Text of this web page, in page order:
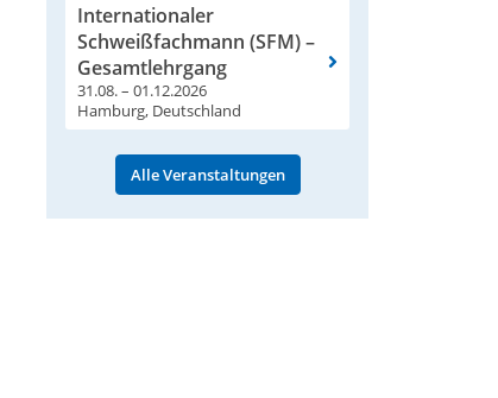
Internationaler
Schweißfachmann (SFM) –
Gesamtlehrgang
31.08. – 01.12.2026
Hamburg, Deutschland
Alle Veranstaltungen